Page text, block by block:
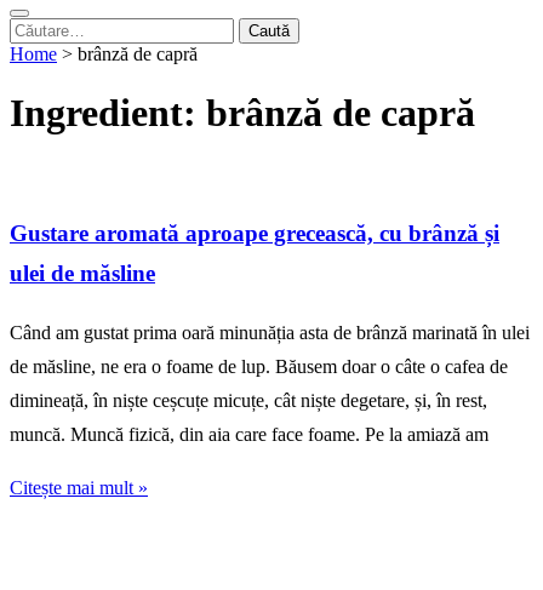
Caută
după:
Home > brânză de capră
Ingredient: brânză de capră
Gustare aromată aproape grecească, cu brânză și
ulei de măsline
Când am gustat prima oară minunăția asta de brânză marinată în ulei
de măsline, ne era o foame de lup. Băusem doar o câte o cafea de
dimineață, în niște ceșcuțe micuțe, cât niște degetare, și, în rest,
muncă. Muncă fizică, din aia care face foame. Pe la amiază am
Citește mai mult »